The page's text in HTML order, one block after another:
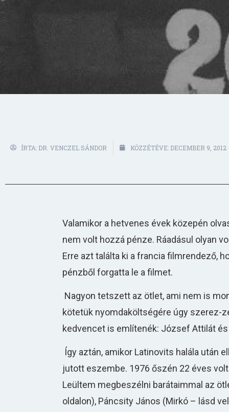
ÍRTA: DR. VENCZEL SÁNDOR KÖZZÉTÉVE: DECEMBER 9, 2012
Valamikor a hetvenes évek közepén
nem volt hozzá pénze. Ráadásul olyan
Erre azt találta ki a francia filmrendező,
pénzből forgatta le a filmet.
Nagyon tetszett az ötlet, ami nem is
kötetük nyomdaköltségére úgy szerez-
kedvencet is említenék: József Attilát és
Így aztán, amikor Latinovits halála után
jutott eszembe. 1976 őszén 22 éves
Leültem megbeszélni barátaimmal az
oldalon), Páncsity János (Mirkó – lásd